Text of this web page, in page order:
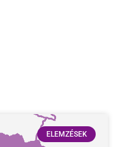
ELEMZÉSEK